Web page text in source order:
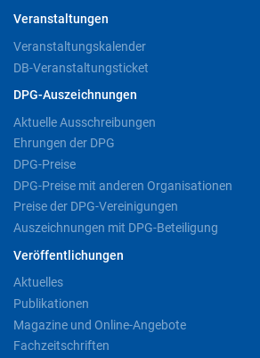
Veranstaltungen
Veranstaltungskalender
DB-Veranstaltungsticket
DPG-Auszeichnungen
Aktuelle Ausschreibungen
Ehrungen der DPG
DPG-Preise
DPG-Preise mit anderen Organisationen
Preise der DPG-Vereinigungen
Auszeichnungen mit DPG-Beteiligung
Veröffentlichungen
Aktuelles
Publikationen
Magazine und Online-Angebote
Fachzeitschriften